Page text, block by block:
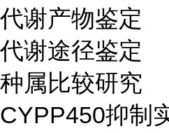
代谢产物鉴定
代谢途径鉴定
种属比较研究
CYPP450抑制